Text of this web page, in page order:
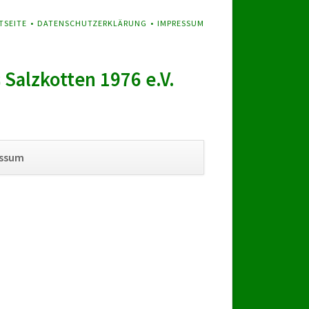
DATENSCHUTZERKLÄRUNG IMPRESSUM
1976 e.V.
überspringen